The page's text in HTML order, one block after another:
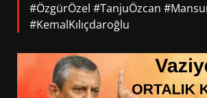
#ÖzgürÖzel #TanjuÖzcan
#KemalKılıçdaroğlu